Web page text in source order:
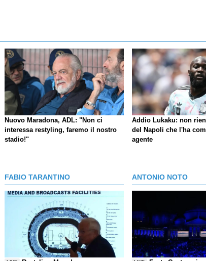
Nuovo Maradona, ADL: "Non ci
interessa restyling, faremo il nostro
stadio!"
Addio Lukaku: non
del Napoli che l'ha
agente
FABIO TARANTINO ANTONIO NOTO